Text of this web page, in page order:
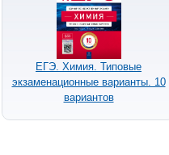
ЕГЭ. Химия. Типовые
экзаменационные варианты. 10
вариантов